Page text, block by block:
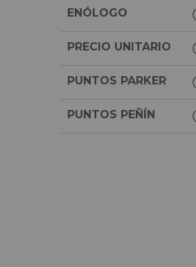
ENÓLOGO
PRECIO UNITARIO
PUNTOS PARKER
PUNTOS PEÑÍN